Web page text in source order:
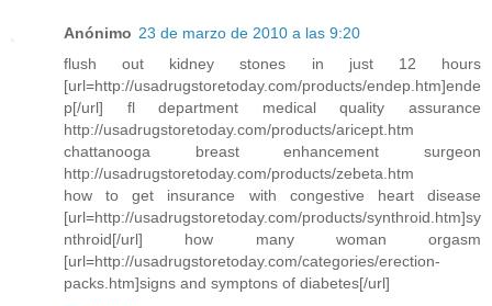
Anónimo 23 de marzo de 2010 a las 9:20
flush out kidney stones in just 12 hours
[url=http://usadrugstoretoday.com/products/endep.htm]ende
p[/url] fl department medical quality assurance
http://usadrugstoretoday.com/products/aricept.htm
chattanooga breast enhancement surgeon
http://usadrugstoretoday.com/products/zebeta.htm
how to get insurance with congestive heart disease
[url=http://usadrugstoretoday.com/products/synthroid.htm]sy
nthroid[/url] how many woman orgasm
[url=http://usadrugstoretoday.com/categories/erection-
packs.htm]signs and symptons of diabetes[/url]